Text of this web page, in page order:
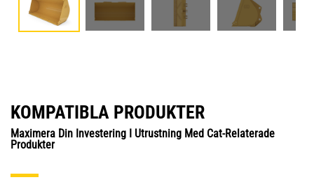
KOMPATIBLA PRODUKTER
Maximera Din Investering I Utrustning Med Cat-Relaterade
Produkter